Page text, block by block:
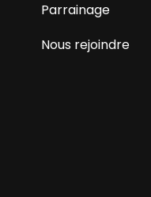
Parrainage
Nous rejoindre